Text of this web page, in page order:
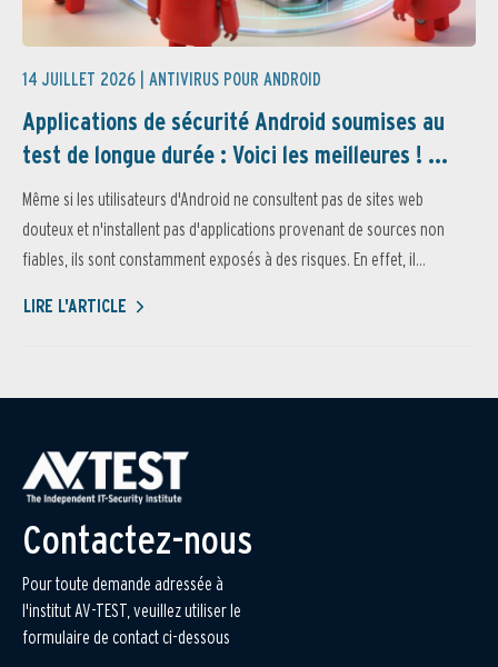
14 JUILLET 2026 | ANTIVIRUS POUR ANDROID
Applications de sécurité Android soumises au
test de longue durée : Voici les meilleures ! ...
Même si les utilisateurs d'Android ne consultent pas de sites web
douteux et n'installent pas d'applications provenant de sources non
fiables, ils sont constamment exposés à des risques. En effet, il...
LIRE L'ARTICLE
Contactez-nous
Pour toute demande adressée à
l'institut AV-TEST, veuillez utiliser le
formulaire de contact ci-dessous